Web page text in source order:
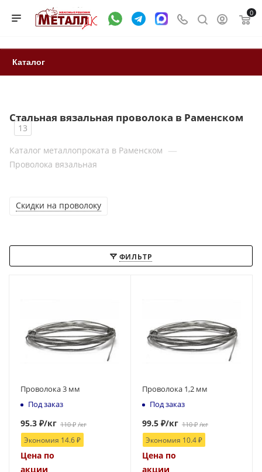
0
Каталог
Стальная вязальная проволока в Раменском
13
Каталог металлопроката в Раменском —
Проволока вязальная
Скидки на проволоку
ФИЛЬТР
Проволока 3 мм
Под заказ
110₽ /кг
95.3 ₽/кг
Экономия 14.6₽
Цена по
акции
Проволока 1,2 мм
Под заказ
110₽ /кг
99.5 ₽/кг
Экономия 10.4₽
Цена по
акции